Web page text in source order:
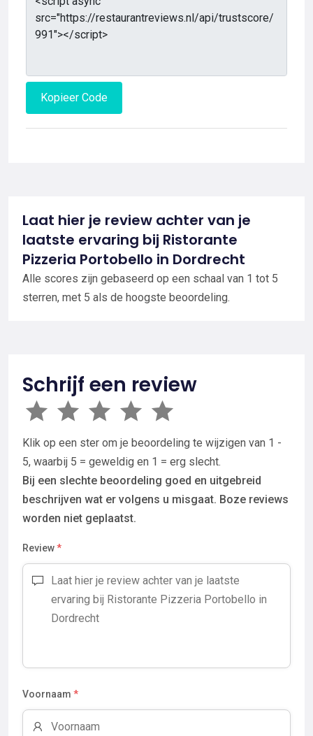
Kopieer Code
Laat hier je review achter van je
laatste ervaring bij Ristorante
Pizzeria Portobello in Dordrecht
Alle scores zijn gebaseerd op een schaal van 1 tot 5
sterren, met 5 als de hoogste beoordeling.
Schrijf een review
Klik op een ster om je beoordeling te wijzigen van 1 -
5, waarbij 5 = geweldig en 1 = erg slecht.
Bij een slechte beoordeling goed en uitgebreid
beschrijven wat er volgens u misgaat. Boze reviews
worden niet geplaatst.
Review*
Voornaam *